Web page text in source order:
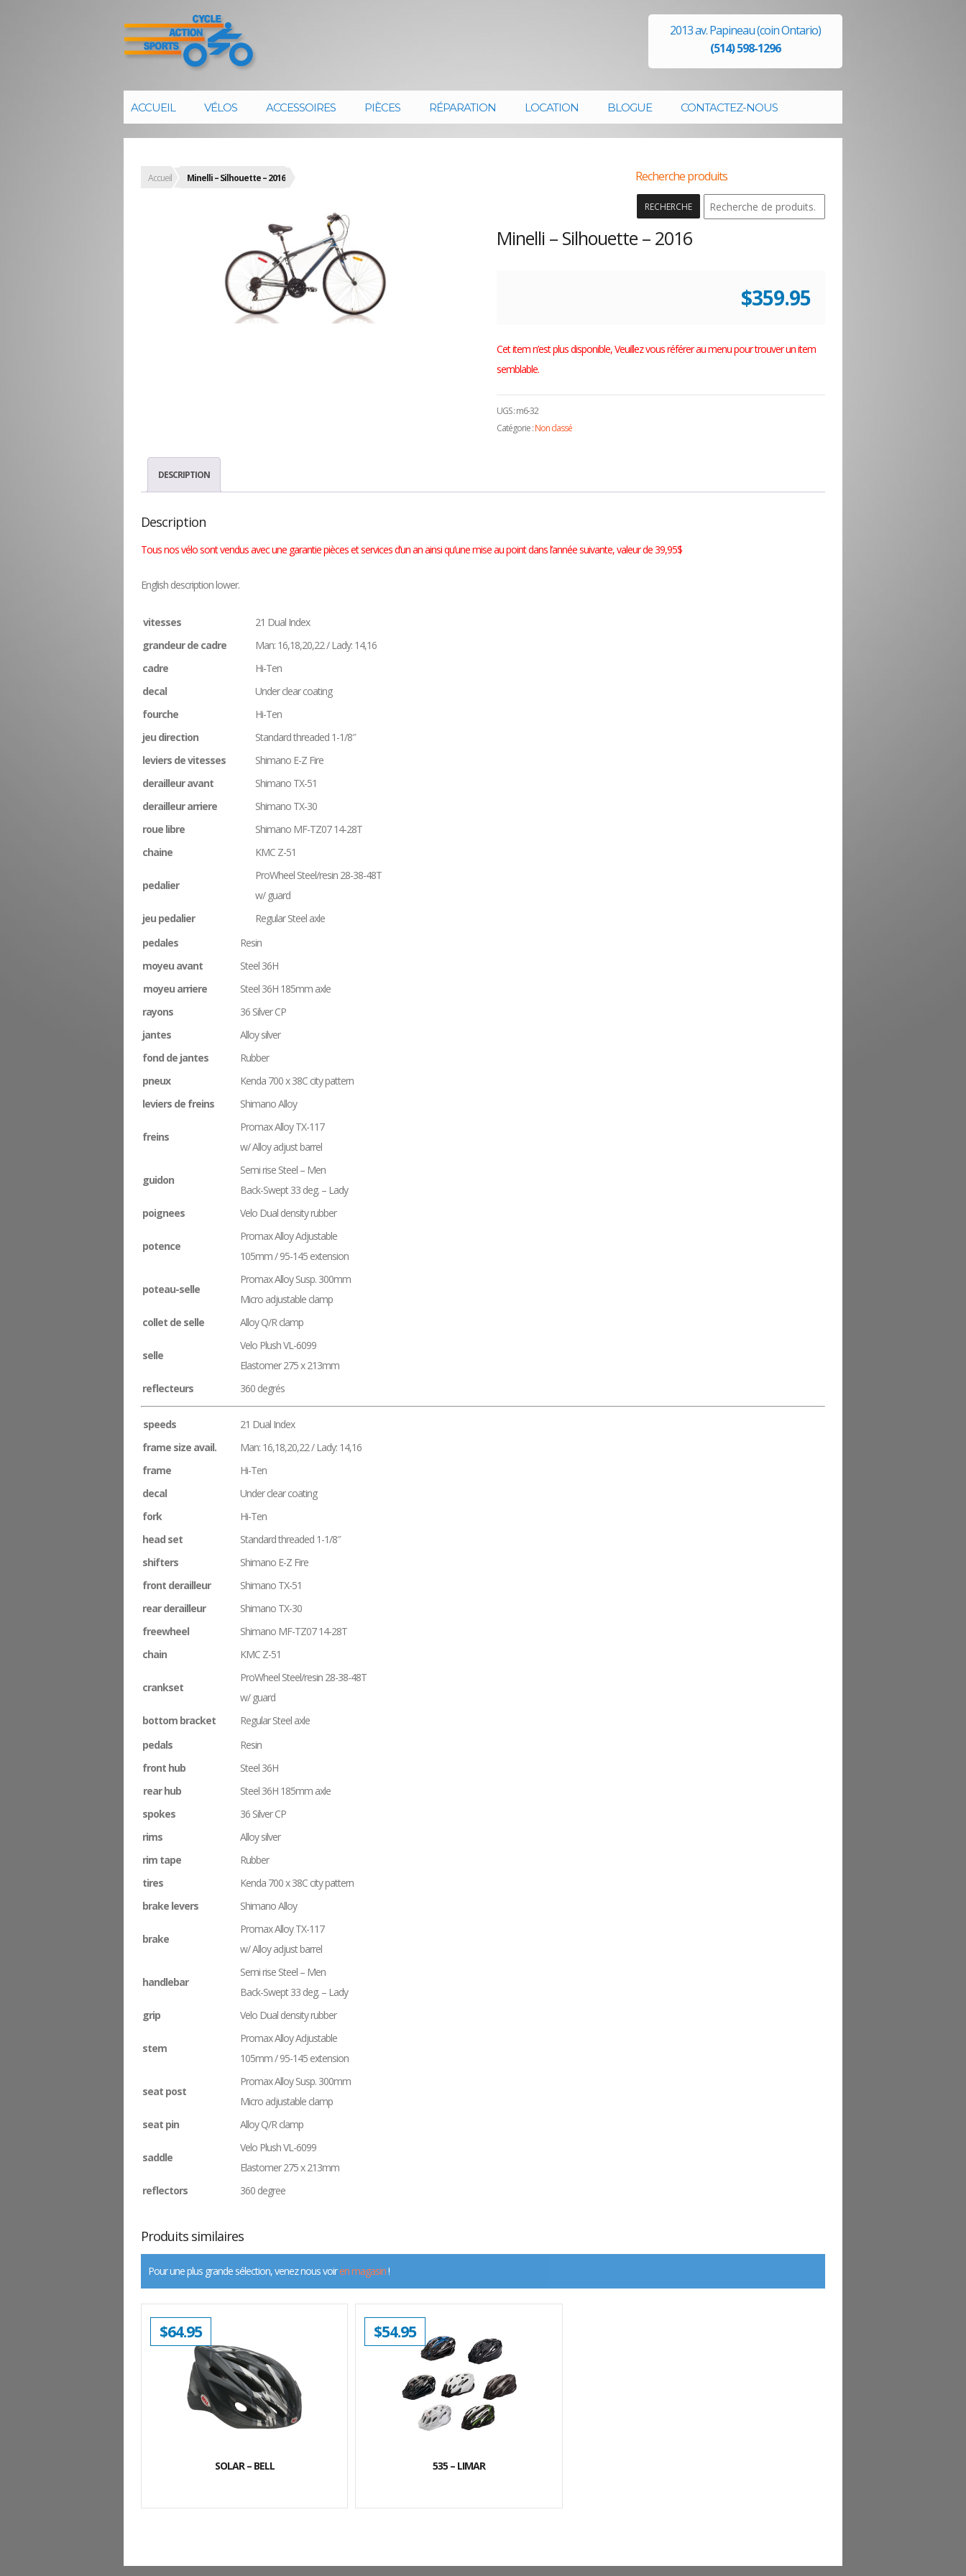
2013 av. Papineau (coin Ontario)
(514) 598-1296
ACCUEIL VÉLOS ACCESSOIRES PIÈCES RÉPARATION LOCATION BLOGUE CONTACTEZ-NOUS
Recherche produits
RECHERCHE
Accueil Minelli – Silhouette – 2016
Minelli – Silhouette – 2016
$359.95
Cet item n’est plus disponible, Veuillez vous référer au menu pour trouver un item
semblable.
UGS :m6-32
Catégorie :Non classé
DESCRIPTION
Description
Tous nos vélo sont vendus avec une garantie pièces et services d’un an ainsi qu’une mise au point dans l’année suivante, valeur de 39,95$
English description lower.
vitesses
21 Dual Index
grandeur de cadre
Man: 16,18,20,22 / Lady: 14,16
cadre
Hi-Ten
decal
Under clear coating
fourche
Hi-Ten
jeu direction
Standard threaded 1-1/8″
leviers de vitesses
Shimano E-Z Fire
derailleur avant
Shimano TX-51
derailleur arriere
Shimano TX-30
roue libre
Shimano MF-TZ07 14-28T
chaine
KMC Z-51
pedalier
ProWheel Steel/resin 28-38-48T
w/ guard
jeu pedalier
Regular Steel axle
pedales
Resin
moyeu avant
Steel 36H
moyeu arriere
Steel 36H 185mm axle
rayons
36 Silver CP
jantes
Alloy silver
fond de jantes
Rubber
pneux
Kenda 700 x 38C city pattern
leviers de freins
Shimano Alloy
freins
Promax Alloy TX-117
w/ Alloy adjust barrel
guidon
Semi rise Steel – Men
Back-Swept 33 deg. – Lady
poignees
Velo Dual density rubber
potence
Promax Alloy Adjustable
105mm / 95-145 extension
poteau-selle
Promax Alloy Susp. 300mm
Micro adjustable clamp
collet de selle
Alloy Q/R clamp
selle
Velo Plush VL-6099
Elastomer 275 x 213mm
reflecteurs
360 degrés
speeds
21 Dual Index
frame size avail.
Man: 16,18,20,22 / Lady: 14,16
frame
Hi-Ten
decal
Under clear coating
fork
Hi-Ten
head set
Standard threaded 1-1/8″
shifters
Shimano E-Z Fire
front derailleur
Shimano TX-51
rear derailleur
Shimano TX-30
freewheel
Shimano MF-TZ07 14-28T
chain
KMC Z-51
crankset
ProWheel Steel/resin 28-38-48T
w/ guard
bottom bracket
Regular Steel axle
pedals
Resin
front hub
Steel 36H
rear hub
Steel 36H 185mm axle
spokes
36 Silver CP
rims
Alloy silver
rim tape
Rubber
tires
Kenda 700 x 38C city pattern
brake levers
Shimano Alloy
brake
Promax Alloy TX-117
w/ Alloy adjust barrel
handlebar
Semi rise Steel – Men
Back-Swept 33 deg. – Lady
grip
Velo Dual density rubber
stem
Promax Alloy Adjustable
105mm / 95-145 extension
seat post
Promax Alloy Susp. 300mm
Micro adjustable clamp
seat pin
Alloy Q/R clamp
saddle
Velo Plush VL-6099
Elastomer 275 x 213mm
reflectors
360 degree
Produits similaires
Pour une plus grande sélection, venez nous voiren magasin!
SOLAR – BELL
$64.95
535 – LIMAR
$54.95